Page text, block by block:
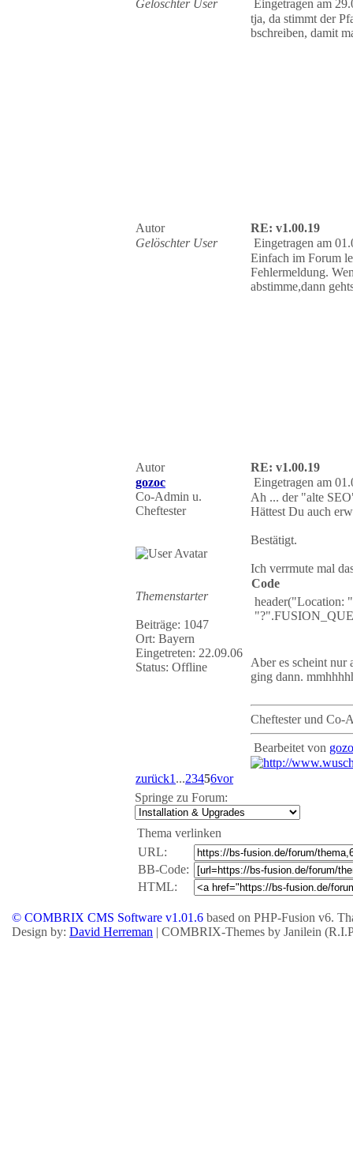
Gelöschter User
Eingetragen am
tja, da stimmt der
bschreiben, damit
Autor
RE: v1.00.19
Gelöschter User
Eingetragen am
Einfach im Forum
Fehlermeldung.
abstimme,dann
Autor
RE: v1.00.19
gozoc
Co-Admin u.
Cheftester
Themenstarter
Beiträge: 1047
Ort: Bayern
Eingetreten: 22.09.06
Status: Offline
Eingetragen am
Ah ... der "alte
Hättest Du auch
Bestätigt.
Ich verrmute mal
Code
header("Location:
Aber es scheint nur
ging dann.
Cheftester und Co-
Bearbeitet von
zurück1 ...23456vor
Springe zu Forum:
Thema verlinken
URL:
BB-Code:
HTML:
© COMBRIX CMS Software v1.01.6 based on PHP-Fusion v6.
Design by: David Herreman | COMBRIX-Themes by Janilein